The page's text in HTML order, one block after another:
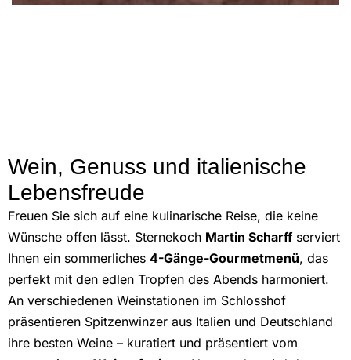
Wein, Genuss und italienische
Lebensfreude
Freuen Sie sich auf eine kulinarische Reise, die keine
Wünsche offen lässt. Sternekoch Martin Scharffserviert
Ihnen ein sommerliches 4-Gänge-Gourmetmenü, das
perfekt mit den edlen Tropfen des Abends harmoniert.
An verschiedenen Weinstationen im Schlosshof
präsentieren Spitzenwinzer aus Italien und Deutschland
ihre besten Weine – kuratiert und präsentiert vom